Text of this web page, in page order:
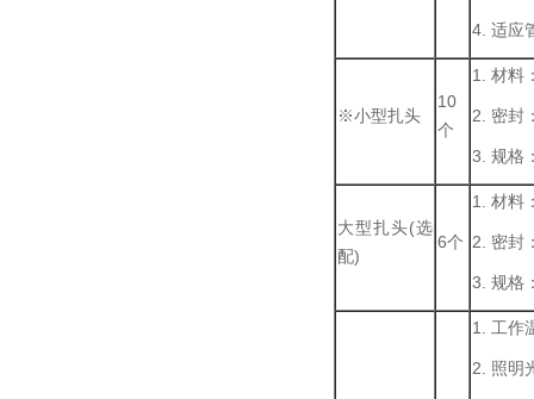
4. 适应
※小型扎头
10
个
1. 材料
2. 密封
3. 规格
大型扎头(选
配)
6个
1. 材料
2. 密封
3. 规格
1. 工作
2. 照明